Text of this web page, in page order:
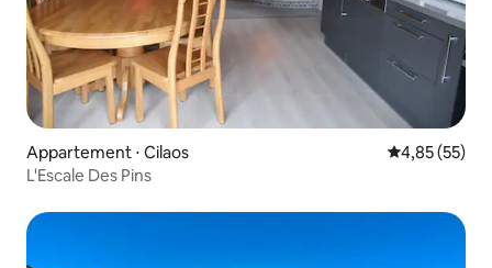
Appartement ⋅ Cilaos Évaluation
4,85 (55)
L'Escale Des Pins